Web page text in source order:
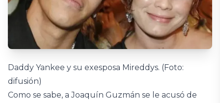
Daddy Yankee y su exesposa Mireddys. (Foto:
difusión)
Como se sabe, a Joaquín Guzmán se le acusó de